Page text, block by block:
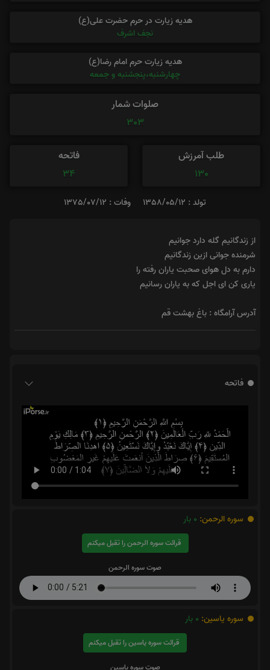
هدیه زیارت در حرم حضرت علی(ع)
نجف اشرف
هدیه زیارت حرم امام رضا(ع)
چهارشنبه،پنجشنبه و جمعه
صلوات شمار
303
طلب آمرزش
130
فاتحه
34
تولد : 1358/05/12 وفات : 1375/07/12
از زندگانیم گله دارد جوانیم
شرمنده جوانی ازین زندگانیم
دارم به دل هوای صحبت یاران رفته را
یاری کن ای اجل که به یاران رسانیم
آدرس آرامگاه : باغ بهشت قم
فاتحه
سوره الرحمن: 0 بار
قرائت سوره الرحمن را تقبل میکنم
صوت سوره الرحمن
سوره یاسین: 0 بار
قرائت سوره یاسین را تقبل میکنم
صوت سوره یاسین